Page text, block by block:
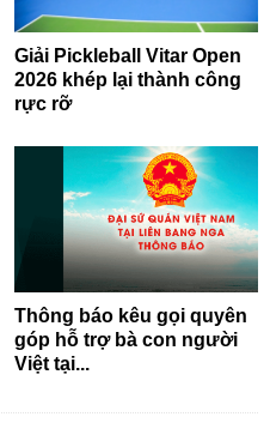
Giải Pickleball Vitar Open
2026 khép lại thành công
rực rỡ
Thông báo kêu gọi quyên
góp hỗ trợ bà con người
Việt tại...